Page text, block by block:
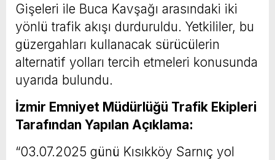
Gişeleri ile Buca Kavşağı arasındaki iki
yönlü trafik akışı durduruldu. Yetkililer, bu
güzergahları kullanacak sürücülerin
alternatif yolları tercih etmeleri konusunda
uyarıda bulundu.
İzmir Emniyet Müdürlüğü Trafik Ekipleri
Tarafından Yapılan Açıklama:
“03.07.2025 günü Kısıkköy Sarnıç yol